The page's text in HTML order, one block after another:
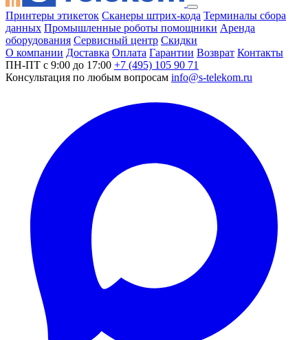
Принтеры этикеток Сканеры штрих-кода Терминалы сбора
данных Промышленные роботы помощники Аренда
оборудования Сервисный центр Скидки
О компании Доставка Оплата Гарантии Возврат Контакты
ПН-ПТ с 9:00 до 17:00 +7 (495) 105 90 71
Консультация по любым вопросам info@s-telekom.ru